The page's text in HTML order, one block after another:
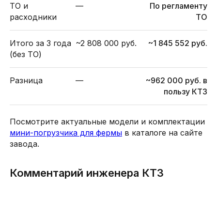
ТО и
расходники
—
По регламенту
ТО
Итого за 3 года
(без ТО)
~2 808 000 руб. ~1 845 552 руб.
Разница —
~962 000 руб. в
пользу КТЗ
Посмотрите актуальные модели и комплектации
мини-погрузчика для фермы в каталоге на сайте
завода.
Комментарий инженера КТЗ